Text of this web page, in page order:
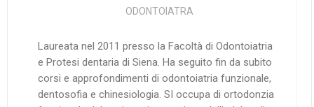
ODONTOIATRA
Laureata nel 2011 presso la Facoltà di Odontoiatria
e Protesi dentaria di Siena. Ha seguito fin da subito
corsi e approfondimenti di odontoiatria funzionale,
dentosofia e chinesiologia. SI occupa di ortodonzia